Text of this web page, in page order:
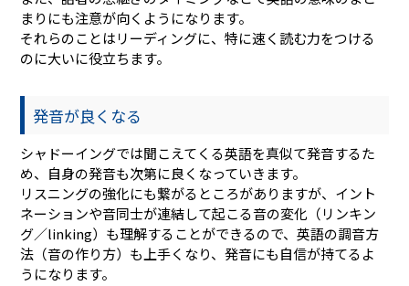
まりにも注意が向くようになります。
それらのことはリーディングに、特に速く読む力をつける
のに大いに役立ちます。
発音が良くなる
シャドーイングでは聞こえてくる英語を真似て発音するた
め、自身の発音も次第に良くなっていきます。
リスニングの強化にも繋がるところがありますが、イント
ネーションや音同士が連結して起こる音の変化（リンキン
グ／linking）も理解することができるので、英語の調音方
法（音の作り方）も上手くなり、発音にも自信が持てるよ
うになります。